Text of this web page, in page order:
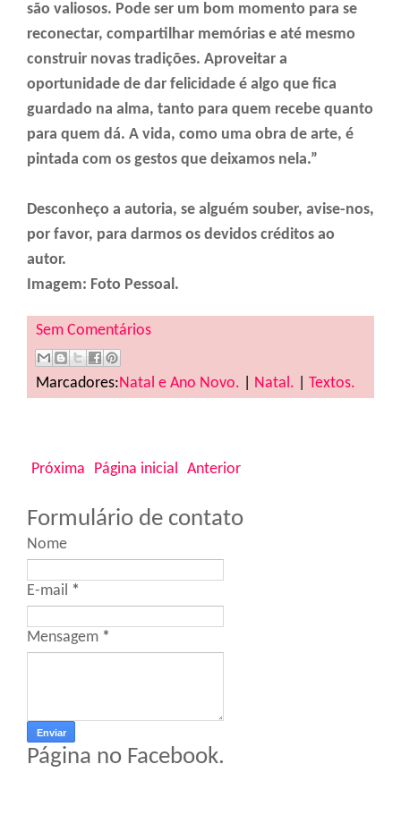
são valiosos. Pode ser um bom momento para se
reconectar, compartilhar memórias e até mesmo
construir novas tradições. Aproveitar a
oportunidade de dar felicidade é algo que fica
guardado na alma, tanto para quem recebe quanto
para quem dá. A vida, como uma obra de arte, é
pintada com os gestos que deixamos nela.”
Desconheço a autoria, se alguém souber, avise-nos,
por favor, para darmos os devidos créditos ao
autor.
Imagem: Foto Pessoal.
Sem Comentários
Marcadores:Natal e Ano Novo. Natal. Textos.
Próxima Anterior
Página inicial
Formulário de contato
Nome
E-mail *
Mensagem *
Página no Facebook.